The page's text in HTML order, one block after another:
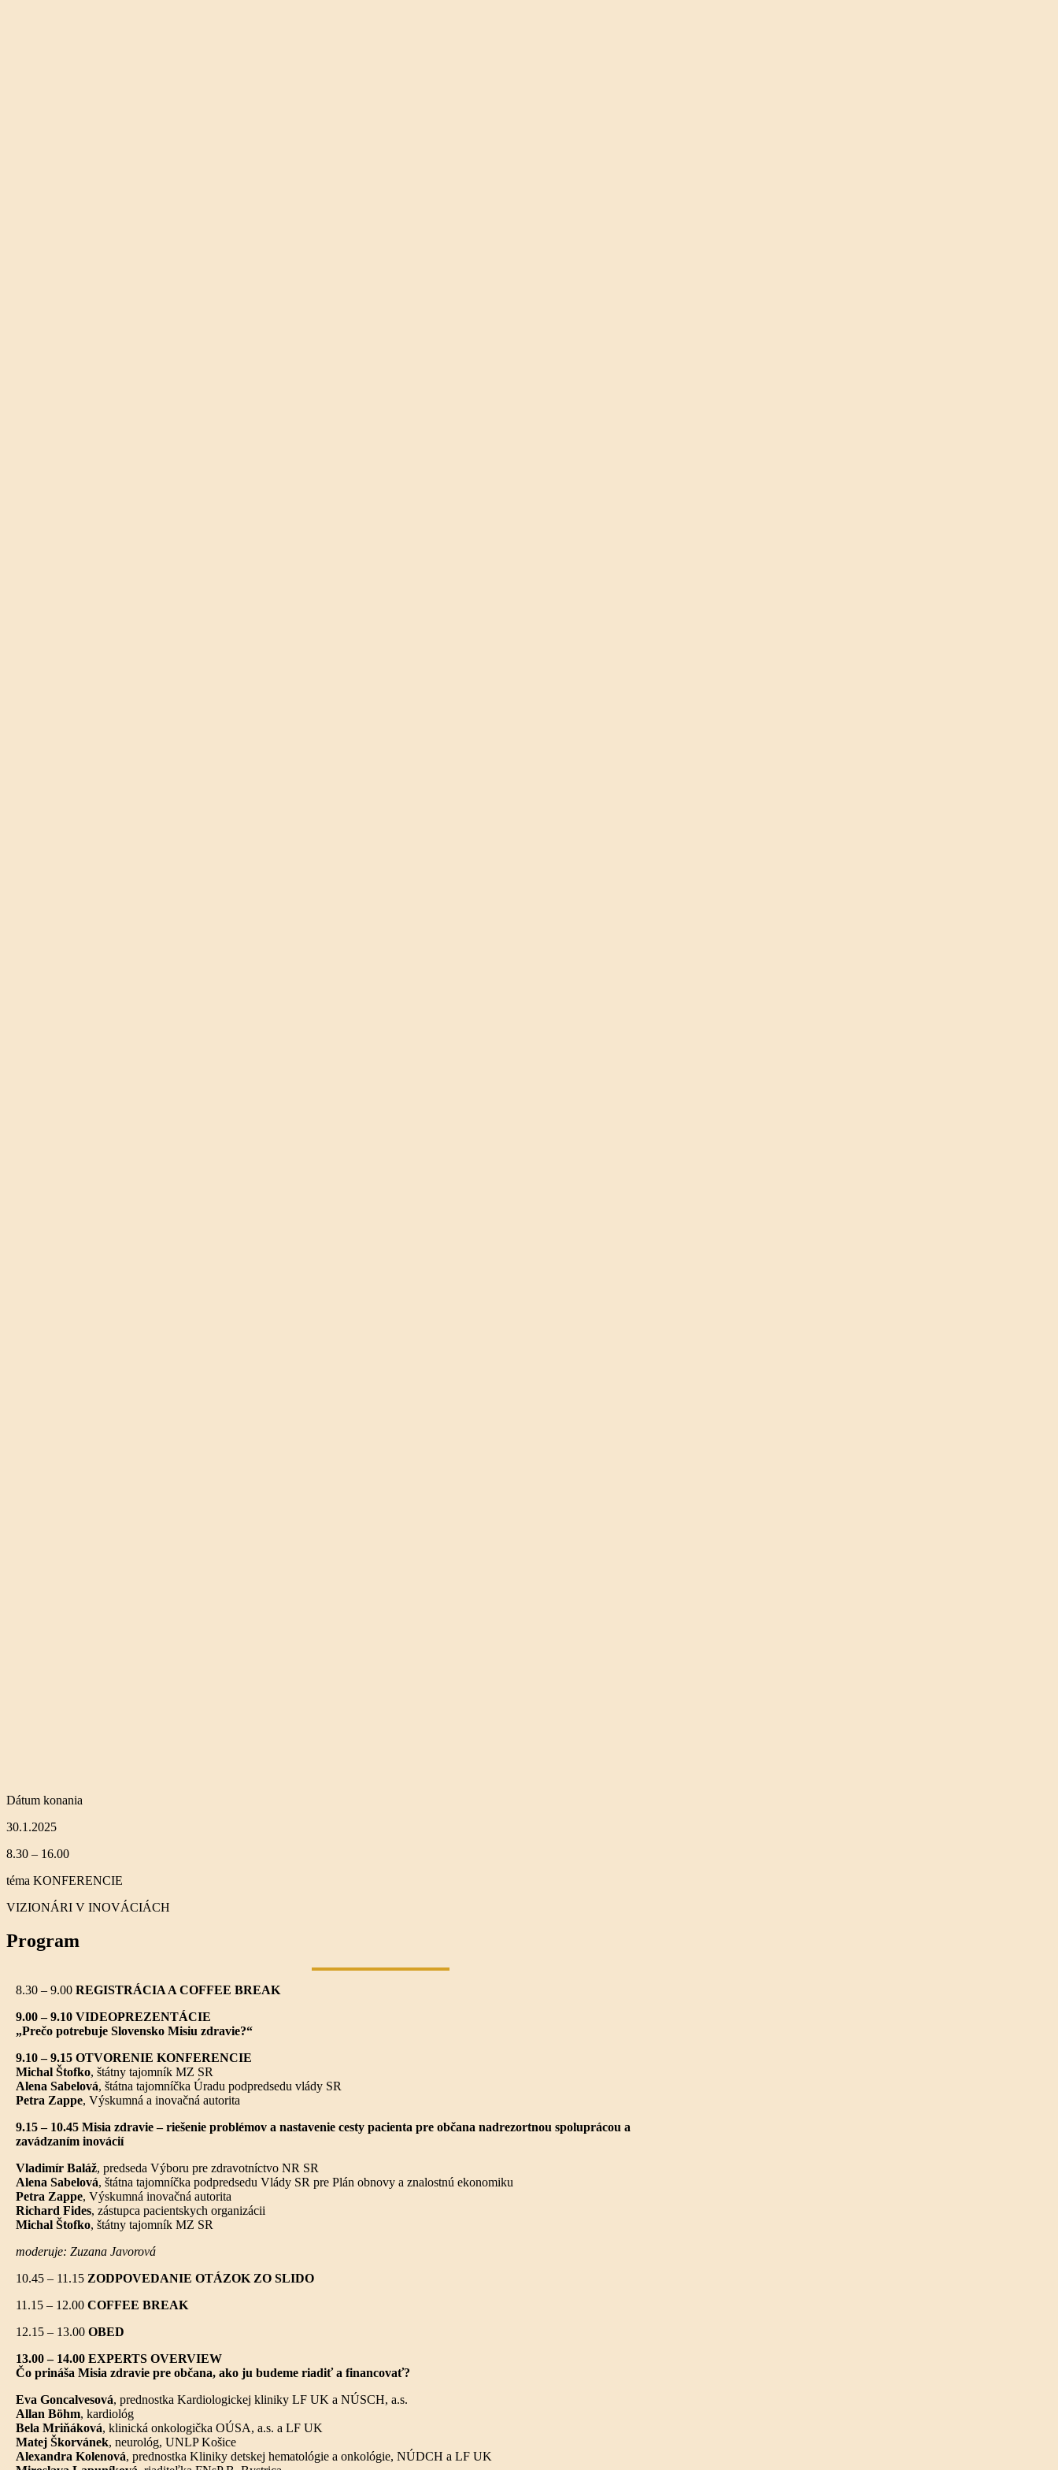
Dátum konania
30.1.2025
8.30 – 16.00
téma KONFERENCIE
VIZIONÁRI V INOVÁCIÁCH
Program
8.30 – 9.00 REGISTRÁCIA A COFFEE BREAK
9.00 – 9.10 VIDEOPREZENTÁCIE
„Prečo potrebuje Slovensko Misiu zdravie?“
9.10 – 9.15 OTVORENIE KONFERENCIE
Michal Štofko, štátny tajomník MZ SR
Alena Sabelová, štátna tajomníčka Úradu podpredsedu vlády SR
Petra Zappe, Výskumná a inovačná autorita
9.15 – 10.45 Misia zdravie – riešenie problémov a nastavenie cesty pacienta pre občana nadrezortnou spoluprácou a
zavádzaním inovácií
Vladimír Baláž, predseda Výboru pre zdravotníctvo NR SR
Alena Sabelová, štátna tajomníčka podpredsedu Vlády SR pre Plán obnovy a znalostnú ekonomiku
Petra Zappe, Výskumná inovačná autorita
Richard Fides, zástupca pacientskych organizácii
Michal Štofko, štátny tajomník MZ SR
moderuje: Zuzana Javorová
10.45 – 11.15 ZODPOVEDANIE OTÁZOK ZO SLIDO
11.15 – 12.00 COFFEE BREAK
12.15 – 13.00 OBED
13.00 – 14.00 EXPERTS OVERVIEW
Čo prináša Misia zdravie pre občana, ako ju budeme riadiť a financovať?
Eva Goncalvesová, prednostka Kardiologickej kliniky LF UK a NÚSCH, a.s.
Allan Böhm, kardiológ
Bela Mriňáková, klinická onkologička OÚSA, a.s. a LF UK
Matej Škorvánek, neurológ, UNLP Košice
Alexandra Kolenová, prednostka Kliniky detskej hematológie a onkológie, NÚDCH a LF UK